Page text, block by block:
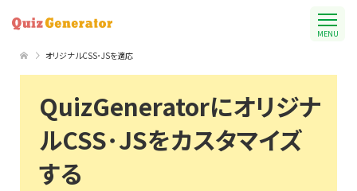
MENU
オリジナルCSS･JSを適応
QuizGeneratorにオリジナ
ルCSS･JSをカスタマイズ
する